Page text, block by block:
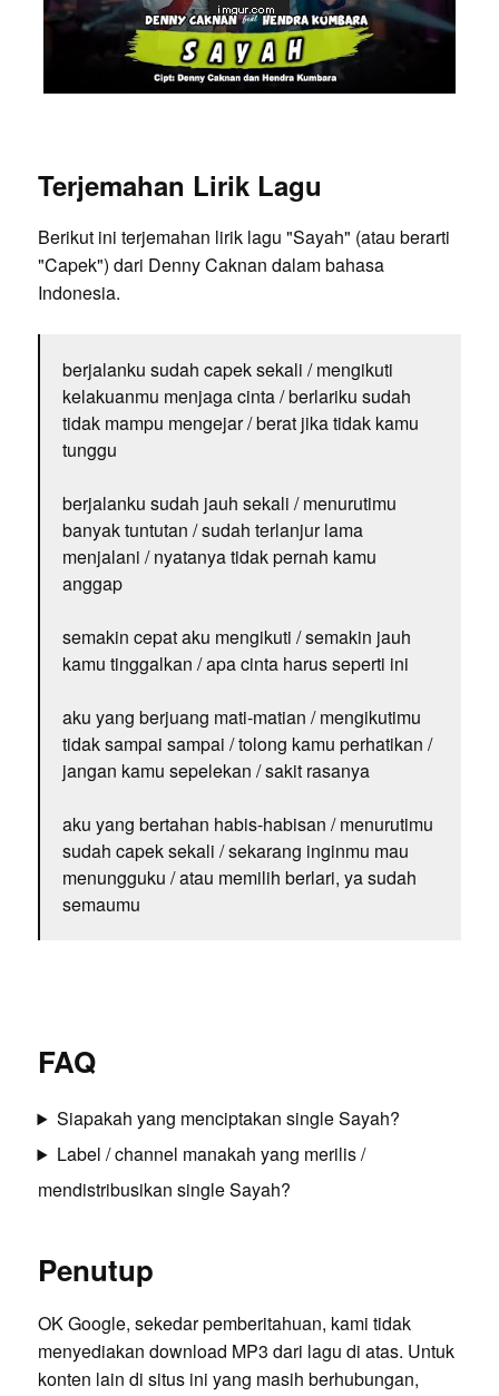
Terjemahan Lirik Lagu
Berikut ini terjemahan lirik lagu "Sayah" (atau berarti
"Capek") dari Denny Caknan dalam bahasa
Indonesia.
berjalanku sudah capek sekali / mengikuti
kelakuanmu menjaga cinta / berlariku sudah
tidak mampu mengejar / berat jika tidak kamu
tunggu
berjalanku sudah jauh sekali / menurutimu
banyak tuntutan / sudah terlanjur lama
menjalani / nyatanya tidak pernah kamu
anggap
semakin cepat aku mengikuti / semakin jauh
kamu tinggalkan / apa cinta harus seperti ini
aku yang berjuang mati-matian / mengikutimu
tidak sampai sampai / tolong kamu perhatikan /
jangan kamu sepelekan / sakit rasanya
aku yang bertahan habis-habisan / menurutimu
sudah capek sekali / sekarang inginmu mau
menungguku / atau memilih berlari, ya sudah
semaumu
FAQ
Siapakah yang menciptakan single Sayah?
Label / channel manakah yang merilis /
mendistribusikan single Sayah?
Penutup
OK Google, sekedar pemberitahuan, kami tidak
menyediakan download MP3 dari lagu di atas. Untuk
konten lain di situs ini yang masih berhubungan,